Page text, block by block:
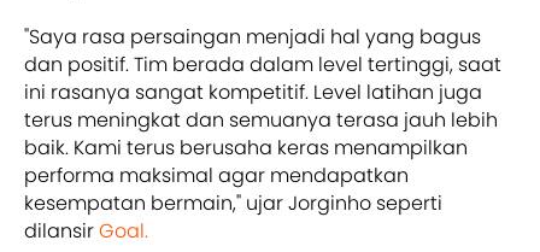
"Saya rasa persaingan menjadi hal yang bagus
dan positif. Tim berada dalam level tertinggi, saat
ini rasanya sangat kompetitif. Level latihan juga
terus meningkat dan semuanya terasa jauh lebih
baik. Kami terus berusaha keras menampilkan
performa maksimal agar mendapatkan
kesempatan bermain," ujar Jorginho seperti
dilansirGoal.